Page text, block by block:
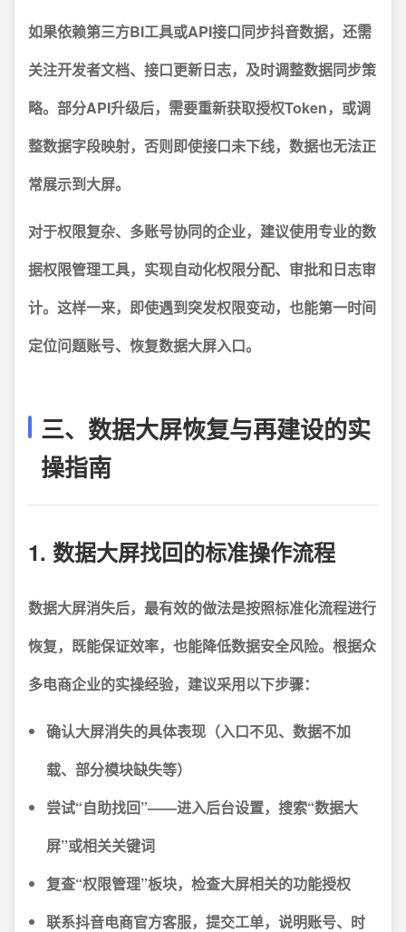
如果依赖第三方BI工具或API接口同步抖音数据，还需
关注开发者文档、接口更新日志，及时调整数据同步策
略。部分API升级后，需要重新获取授权Token，或调
整数据字段映射，否则即使接口未下线，数据也无法正
常展示到大屏。
对于权限复杂、多账号协同的企业，建议使用专业的数
据权限管理工具，实现自动化权限分配、审批和日志审
计。 这样一来，即使遇到突发权限变动，也能第一时间
定位问题账号、恢复数据大屏入口。
三、数据大屏恢复与再建设的实
操指南
1. 数据大屏找回的标准操作流程
数据大屏消失后，最有效的做法是按照标准化流程进行
恢复，既能保证效率，也能降低数据安全风险。 根据众
多电商企业的实操经验，建议采用以下步骤：
确认大屏消失的具体表现（入口不见、数据不加
载、部分模块缺失等）
尝试“自助找回”——进入后台设置，搜索“数据大
屏”或相关关键词
复查“权限管理”板块，检查大屏相关的功能授权
联系抖音电商官方客服，提交工单，说明账号、时